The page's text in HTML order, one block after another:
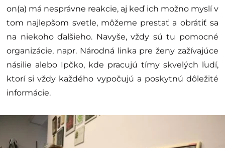
on(a) má nesprávne reakcie, aj keď ich možno myslí v
tom najlepšom svetle, môžeme prestať a obrátiť sa
na niekoho ďalšieho. Navyše, vždy sú tu pomocné
organizácie, napr. Národná linka pre ženy zažívajúce
násilie alebo Ipčko, kde pracujú tímy skvelých ľudí,
ktorí si vždy každého vypočujú a poskytnú dôležité
informácie.